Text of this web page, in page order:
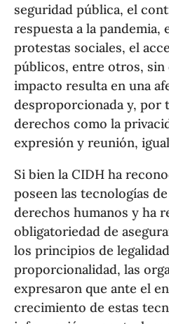
seguridad pública, el
respuesta a la pandemia,
protestas sociales, el
públicos, entre otros, sin
impacto resulta en una
desproporcionada y, por
derechos como la
expresión y reunión,
Si bien la CIDH ha
poseen las tecnologías
derechos humanos y ha
obligatoriedad de
los principios de
proporcionalidad, las
expresaron que ante el
crecimiento de estas